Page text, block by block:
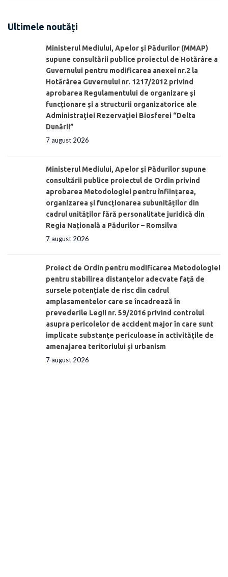
Ultimele noutăți
Ministerul Mediului, Apelor şi Pădurilor (MMAP)
supune consultării publice proiectul de Hotărâre a
Guvernului pentru modificarea anexei nr.2 la
Hotărârea Guvernului nr. 1217/2012 privind
aprobarea Regulamentului de organizare şi
funcționare și a structurii organizatorice ale
Administraţiei Rezervaţiei Biosferei “Delta
Dunării”
7 august 2026
Ministerul Mediului, Apelor și Pădurilor supune
consultării publice proiectul de Ordin privind
aprobarea Metodologiei pentru înființarea,
organizarea și funcționarea subunităților din
cadrul unităților fără personalitate juridică din
Regia Națională a Pădurilor – Romsilva
7 august 2026
Proiect de Ordin pentru modificarea Metodologiei
pentru stabilirea distanţelor adecvate față de
sursele potențiale de risc din cadrul
amplasamentelor care se încadrează în
prevederile Legii nr. 59/2016 privind controlul
asupra pericolelor de accident major în care sunt
implicate substanţe periculoase în activităţile de
amenajarea teritoriului şi urbanism
7 august 2026